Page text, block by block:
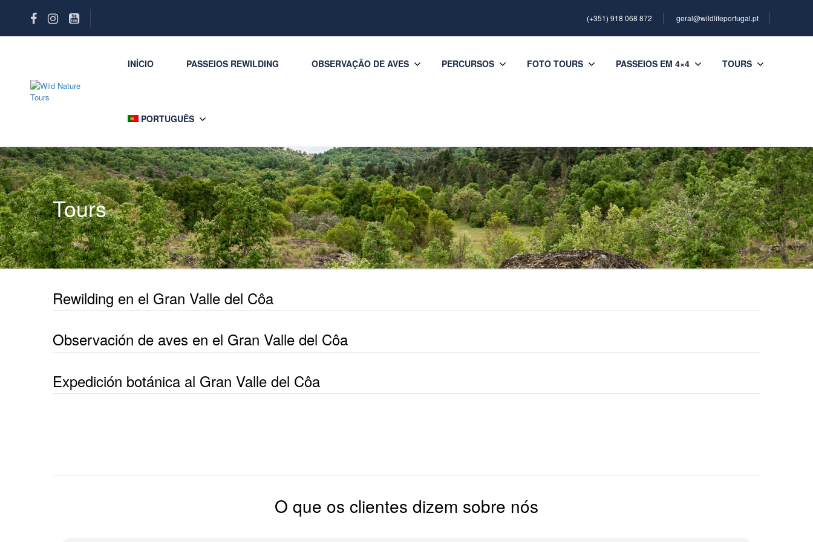
(+351) 918 068 872 geral@wildlifeportugal.pt
INÍCIO PASSEIOS REWILDING OBSERVAÇÃO DE AVES PERCURSOS FOTO TOURS PASSEIOS EM 4×4 TOURS
PORTUGUÊS
Tours
Rewilding en el Gran Valle del Côa
Observación de aves en el Gran Valle del Côa
Expedición botánica al Gran Valle del Côa
O que os clientes dizem sobre nós